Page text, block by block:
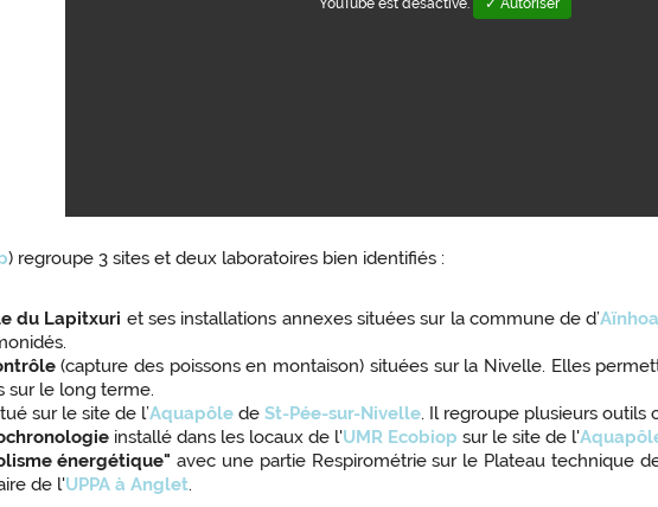
YouTube est désactivé. ✓ Autoriser
) regroupe 3 sites et deux laboratoires bien identifiés :
du Lapitxuri et ses installations annexes situées sur la commune de d’Aïnhoa
(capture des poissons en montaison) situées sur la Nivelle. Elles
sur le long terme.
sur le site de l’Aquapôle deSt-Pée-sur-Nivelle. Il regroupe plusieurs outils
installé dans les locaux de l'UMR Ecobiop sur le site de l'
énergétique" avec une partie Respirométrie sur le Plateau technique
de l'UPPA à Anglet.